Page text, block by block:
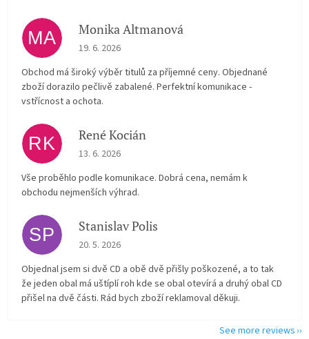
MA Monika Altmanová
The store rating is 5 out of 5 stars.
19. 6. 2026
Obchod má široký výběr titulů za příjemné ceny. Objednané
zboží dorazilo pečlivě zabalené. Perfektní komunikace -
vstřícnost a ochota.
RK René Kocián
The store rating is 5 out of 5 stars.
13. 6. 2026
Vše proběhlo podle komunikace. Dobrá cena, nemám k
obchodu nejmenších výhrad.
SP Stanislav Polis
The store rating is 2 out of 5 stars.
20. 5. 2026
Objednal jsem si dvě CD a obě dvě přišly poškozené, a to tak
že jeden obal má uštíplí roh kde se obal otevírá a druhý obal CD
přišel na dvě části. Rád bych zboží reklamoval děkuji.
See more reviews